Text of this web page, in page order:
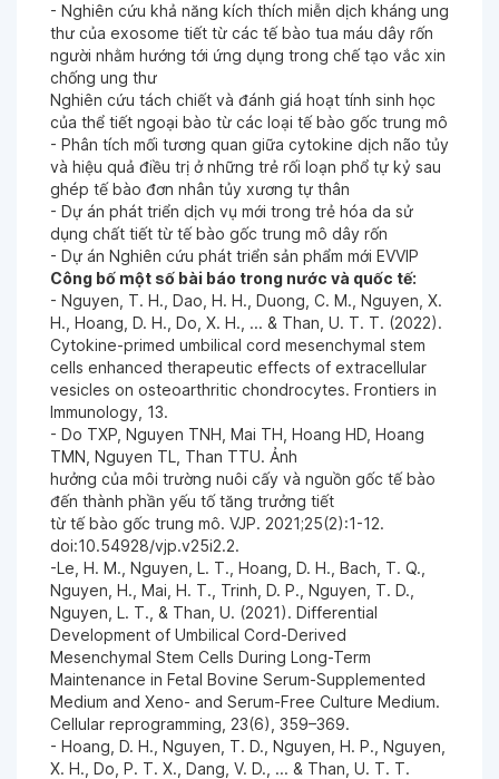
- Nghiên cứu khả năng kích thích miễn dịch kháng ung
thư của exosome tiết từ các tế bào tua máu dây rốn
người nhằm hướng tới ứng dụng trong chế tạo vắc xin
chống ung thư
Nghiên cứu tách chiết và đánh giá hoạt tính sinh học
của thể tiết ngoại bào từ các loại tế bào gốc trung mô
- Phân tích mối tương quan giữa cytokine dịch não tủy
và hiệu quả điều trị ở những trẻ rối loạn phổ tự kỷ sau
ghép tế bào đơn nhân tủy xương tự thân
- Dự án phát triển dịch vụ mới trong trẻ hóa da sử
dụng chất tiết từ tế bào gốc trung mô dây rốn
- Dự án Nghiên cứu phát triển sản phẩm mới EVVIP
Công bố một số bài báo trong nước và quốc tế:
- Nguyen, T. H., Dao, H. H., Duong, C. M., Nguyen, X.
H., Hoang, D. H., Do, X. H., ... & Than, U. T. T. (2022).
Cytokine-primed umbilical cord mesenchymal stem
cells enhanced therapeutic effects of extracellular
vesicles on osteoarthritic chondrocytes. Frontiers in
Immunology, 13.
- Do TXP, Nguyen TNH, Mai TH, Hoang HD, Hoang
TMN, Nguyen TL, Than TTU. Ảnh
hưởng của môi trường nuôi cấy và nguồn gốc tế bào
đến thành phần yếu tố tăng trưởng tiết
từ tế bào gốc trung mô. VJP. 2021;25(2):1-12.
doi:10.54928/vjp.v25i2.2.
-Le, H. M., Nguyen, L. T., Hoang, D. H., Bach, T. Q.,
Nguyen, H., Mai, H. T., Trinh, D. P., Nguyen, T. D.,
Nguyen, L. T., & Than, U. (2021). Differential
Development of Umbilical Cord-Derived
Mesenchymal Stem Cells During Long-Term
Maintenance in Fetal Bovine Serum-Supplemented
Medium and Xeno- and Serum-Free Culture Medium.
Cellular reprogramming, 23(6), 359–369.
- Hoang, D. H., Nguyen, T. D., Nguyen, H. P., Nguyen,
X. H., Do, P. T. X., Dang, V. D., ... & Than, U. T. T.